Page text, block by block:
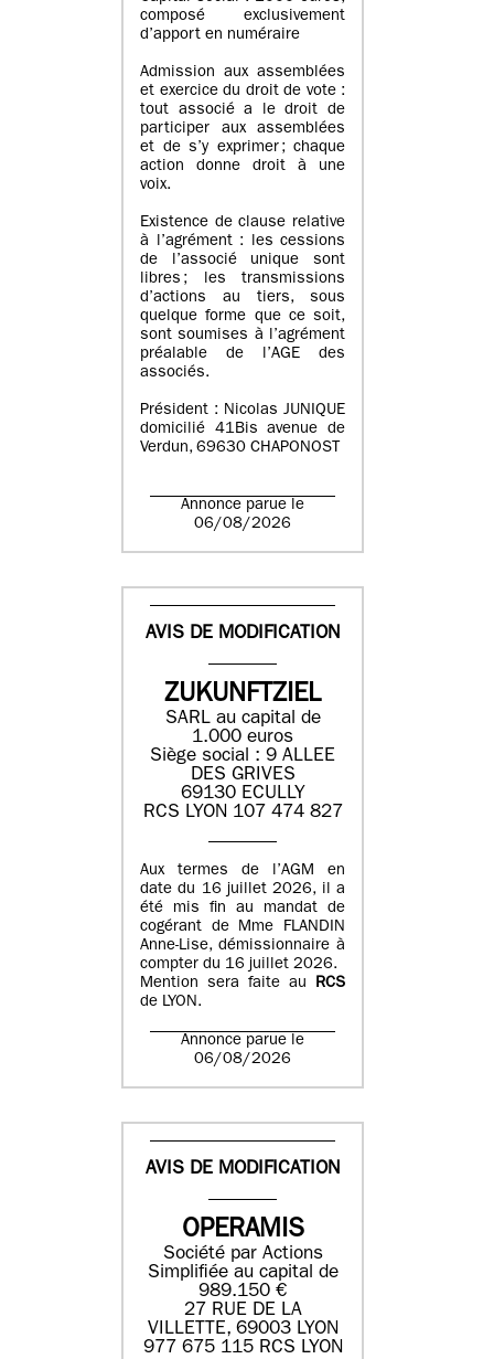
composé exclusivement
d’apport en numéraire
Admission aux assemblées
et exercice du droit de vote :
tout associé a le droit de
participer aux assemblées
et de s’y exprimer ; chaque
action donne droit à une
voix.
Existence de clause relative
à l’agrément : les cessions
de l’associé unique sont
libres ; les transmissions
d’actions au tiers, sous
quelque forme que ce soit,
sont soumises à l’agrément
préalable de l’AGE des
associés.
Président : Nicolas JUNIQUE
domicilié 41Bis avenue de
Verdun, 69630 CHAPONOST
Annonce parue le
06/08/2026
AVIS DE MODIFICATION
ZUKUNFTZIEL
SARL au capital de
1.000 euros
Siège social : 9 ALLEE
DES GRIVES
69130 ECULLY
RCS LYON 107 474 827
Aux termes de l’AGM en
date du 16 juillet 2026, il a
été mis fin au mandat de
cogérant de Mme FLANDIN
Anne-Lise, démissionnaire à
compter du 16 juillet 2026.
Mention sera faite au RCS
de LYON.
Annonce parue le
06/08/2026
AVIS DE MODIFICATION
OPERAMIS
Société par Actions
Simplifiée au capital de
989.150 €
27 RUE DE LA
VILLETTE, 69003 LYON
977 675 115 RCS LYON